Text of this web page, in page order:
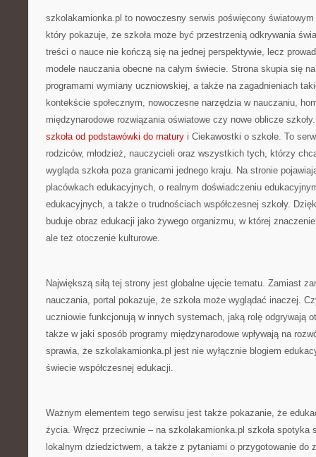
szkolakamionka.pl to nowoczesny serwis poświęcony
który pokazuje, że szkoła może być przestrzenią odkrywania
treści o nauce nie kończą się na jednej perspektywie, lecz
modele nauczania obecne na całym świecie. Strona skupia się
programami wymiany uczniowskiej, a także na zagadnieniach
kontekście społecznym, nowoczesne narzędzia w nauczaniu,
międzynarodowe rozwiązania oświatowe czy nowe oblicze
szkoła od podstawówki do matury i Ciekawostki o szkole. To
rodziców, młodzież, nauczycieli oraz wszystkich tych, którzy
wygląda szkoła poza granicami jednego kraju. Na stronie
placówkach edukacyjnych, o realnym doświadczeniu
edukacyjnych, a także o trudnościach współczesnej szkoły.
buduje obraz edukacji jako żywego organizmu, w której
ale też otoczenie kulturowe.
Największą siłą tej strony jest globalne ujęcie tematu. Zamiast
nauczania, portal pokazuje, że szkoła może wyglądać inaczej.
uczniowie funkcjonują w innych systemach, jaką rolę odgrywają
także w jaki sposób programy międzynarodowe wpływają na
sprawia, że szkolakamionka.pl jest nie wyłącznie blogiem
świecie współczesnej edukacji.
Ważnym elementem tego serwisu jest także pokazanie, że
życia. Wręcz przeciwnie – na szkolakamionka.pl szkoła spotyka
lokalnym dziedzictwem, a także z pytaniami o przygotowanie do